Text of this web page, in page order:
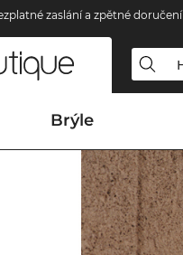
zaslání a zpětné doručení
Brýle